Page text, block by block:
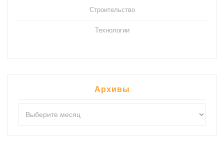
Строительство
Технологии
Архивы